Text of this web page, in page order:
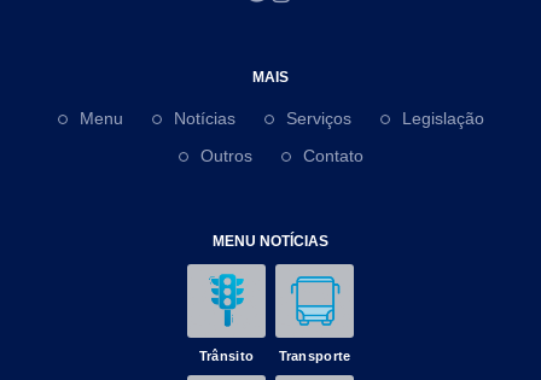
MAIS
Menu Notícias Serviços
Legislação
Outros
Contato
MENU NOTÍCIAS
Trânsito Transporte